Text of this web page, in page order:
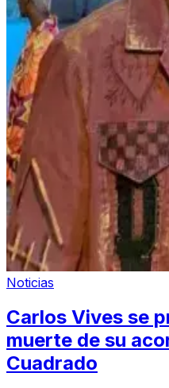
Noticias
Carlos Vives se
muerte de su
Cuadrado